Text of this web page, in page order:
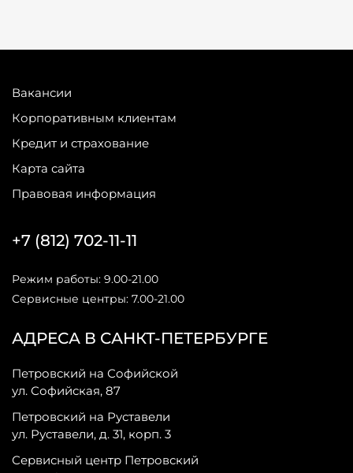
Вакансии
Корпоративным клиентам
Кредит и страхование
Карта сайта
Правовая информация
АДРЕСА В САНКТ-ПЕТЕРБУРГЕ
Петровский на Софийской
ул. Софийская, 87
Петровский на Руставели
ул. Руставели, д. 31, корп. 3
Сервисный центр Петровский
+7 (812) 702-11-11
Режим работы: 9.00-21.00
Сервисные центры: 7.00-21.00